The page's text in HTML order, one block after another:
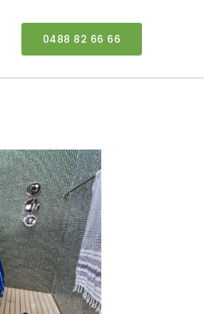
0488 82 66 66